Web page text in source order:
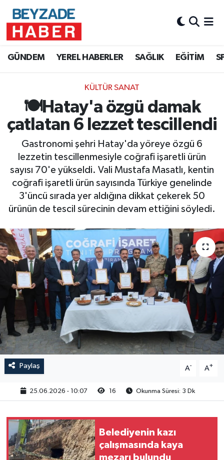
GÜNDEM YEREL HABERLER SAĞLIK EĞİTİM
KÜLTÜR SANAT
🍽️Hatay'a özgü damak
çatlatan 6 lezzet tescillendi
Gastronomi şehri Hatay'da yöreye özgü 6
lezzetin tescillenmesiyle coğrafi işaretli ürün
sayısı 70'e yükseldi. Vali Mustafa Masatlı, kentin
coğrafi işaretli ürün sayısında Türkiye genelinde
3'üncü sırada yer aldığına dikkat çekerek 50
ürünün de tescil sürecinin devam ettiğini söyledi.
Paylaş A- A+
25.06.2026 - 10:07 16 Okunma Süresi: 3 Dk
Belediyenin kazı
çalışmasında kaya
mezarı bulundu
Hava Durumu
Süper Lig Puan Durumu ve Fikstür
Tüm Manşetler
Son Dakika Haberleri
Haber Arşivi